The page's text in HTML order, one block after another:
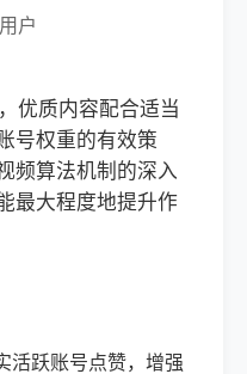
户
优质内容配合适当
号权重的有效策
频算法机制的深入
最大程度地提升作
活跃账号点赞，增强